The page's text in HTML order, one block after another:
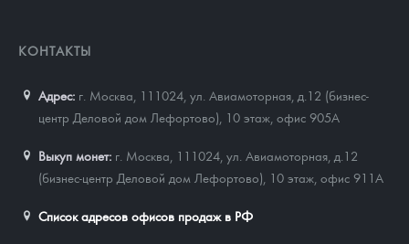
КОНТАКТЫ
Адрес: г. Москва, 111024 ул. Авиамоторная, д.12 (бизнес-
центр Деловой дом Лефортово), 10 этаж, офис 905А
Выкуп монет: г. Москва, 111024, ул. Авиамоторная, д.12
(бизнес-центр Деловой дом Лефортово), 10 этаж, офис 911А
Список адресов офисов продаж в РФ